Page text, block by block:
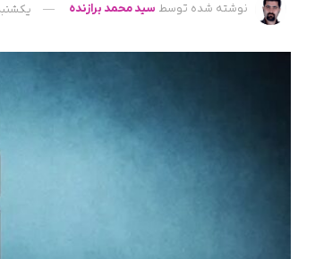
نوشته شده توسط سید محمد برازنده یکشنبه 25 شهریور 1403 -